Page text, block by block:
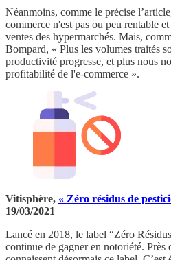
Néanmoins, comme le précise
commerce n'est pas ou peu rentable
ventes des hypermarchés. Mais,
Bompard, « Plus les volumes traités
productivité progresse, et plus nous
profitabilité de l'e-commerce ».
Vitisphère, « Zéro résidus de
19/03/2021
Lancé en 2018, le label “Zéro
continue de gagner en notoriété. Près